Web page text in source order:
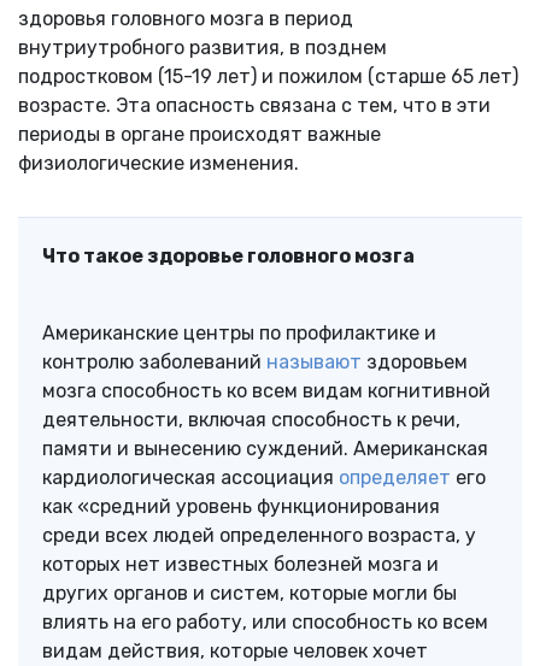
здоровья головного мозга в период
внутриутробного развития, в позднем
подростковом (15-19 лет) и пожилом (старше 65 лет)
возрасте. Эта опасность связана с тем, что в эти
периоды в органе происходят важные
физиологические изменения.
Что такое здоровье головного мозга
Американские центры по профилактике и
контролю заболеваний называют здоровьем
мозга способность ко всем видам когнитивной
деятельности, включая способность к речи,
памяти и вынесению суждений. Американская
кардиологическая ассоциация определяет его
как «средний уровень функционирования
среди всех людей определенного возраста, у
которых нет известных болезней мозга и
других органов и систем, которые могли бы
влиять на его работу, или способность ко всем
видам действия, которые человек хочет